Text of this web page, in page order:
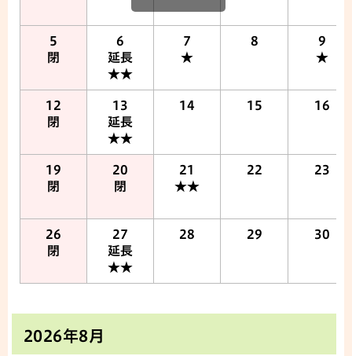
5
閉
6
延長
★★
7
★
8
9
★
12
閉
13
延長
★★
14 15 16
19
閉
20
閉
21
★★
22 23
26
閉
27
延長
★★
28 29 30
2026年8月